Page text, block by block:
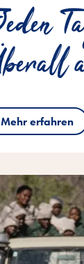
Mehr erfahren